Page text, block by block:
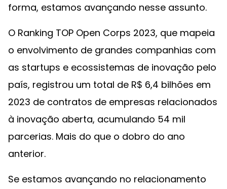
forma, estamos avançando nesse assunto.
O Ranking TOP Open Corps 2023, que mapeia
o envolvimento de grandes companhias com
as startups e ecossistemas de inovação pelo
país, registrou um total de R$ 6,4 bilhões em
2023 de contratos de empresas relacionados
à inovação aberta, acumulando 54 mil
parcerias. Mais do que o dobro do ano
anterior.
Se estamos avançando no relacionamento